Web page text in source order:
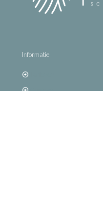
Informatie
Contact